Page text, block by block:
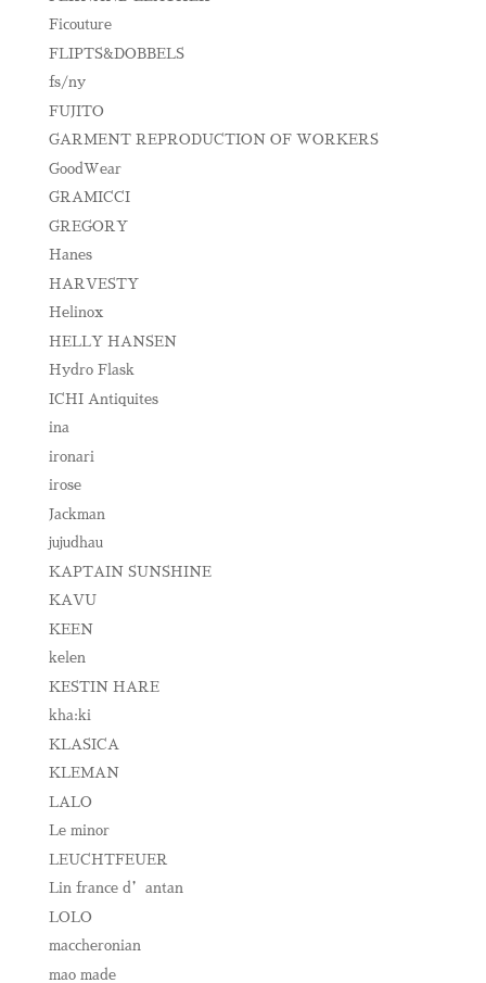
Ficouture
FLIPTS&DOBBELS
fs/ny
FUJITO
GARMENT REPRODUCTION OF WORKERS
GoodWear
GRAMICCI
GREGORY
Hanes
HARVESTY
Helinox
HELLY HANSEN
Hydro Flask
ICHI Antiquites
ina
ironari
irose
Jackman
jujudhau
KAPTAIN SUNSHINE
KAVU
KEEN
kelen
KESTIN HARE
kha:ki
KLASICA
KLEMAN
LALO
Le minor
LEUCHTFEUER
Lin france d’antan
LOLO
maccheronian
mao made